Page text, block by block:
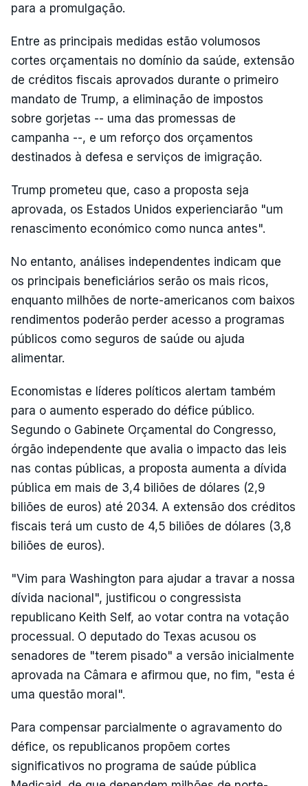
para a promulgação.
Entre as principais medidas estão volumosos
cortes orçamentais no domínio da saúde, extensão
de créditos fiscais aprovados durante o primeiro
mandato de Trump, a eliminação de impostos
sobre gorjetas -- uma das promessas de
campanha --, e um reforço dos orçamentos
destinados à defesa e serviços de imigração.
Trump prometeu que, caso a proposta seja
aprovada, os Estados Unidos experienciarão "um
renascimento económico como nunca antes".
No entanto, análises independentes indicam que
os principais beneficiários serão os mais ricos,
enquanto milhões de norte-americanos com baixos
rendimentos poderão perder acesso a programas
públicos como seguros de saúde ou ajuda
alimentar.
Economistas e líderes políticos alertam também
para o aumento esperado do défice público.
Segundo o Gabinete Orçamental do Congresso,
órgão independente que avalia o impacto das leis
nas contas públicas, a proposta aumenta a dívida
pública em mais de 3,4 biliões de dólares (2,9
biliões de euros) até 2034. A extensão dos créditos
fiscais terá um custo de 4,5 biliões de dólares (3,8
biliões de euros).
"Vim para Washington para ajudar a travar a nossa
dívida nacional", justificou o congressista
republicano Keith Self, ao votar contra na votação
processual. O deputado do Texas acusou os
senadores de "terem pisado" a versão inicialmente
aprovada na Câmara e afirmou que, no fim, "esta é
uma questão moral".
Para compensar parcialmente o agravamento do
défice, os republicanos propõem cortes
significativos no programa de saúde pública